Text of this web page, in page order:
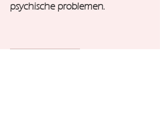
psychische problemen.